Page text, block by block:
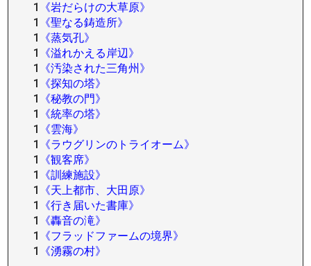
1
《岩だらけの大草原》
1
《聖なる鋳造所》
1
《蒸気孔》
1
《溢れかえる岸辺》
1
《汚染された三角州》
1
《探知の塔》
1
《秘教の門》
1
《統率の塔》
1
《雲海》
1
《ラウグリンのトライオーム》
1
《観客席》
1
《訓練施設》
1
《天上都市、大田原》
1
《行き届いた書庫》
1
《轟音の滝》
1
《フラッドファームの境界》
1
《湧霧の村》